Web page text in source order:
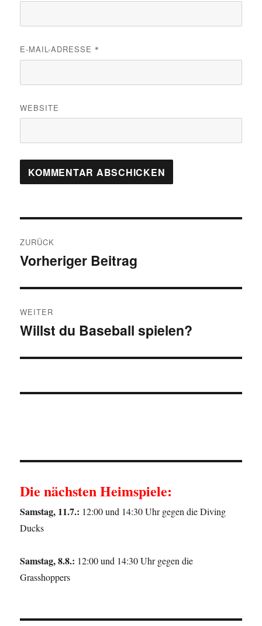
E-MAIL-ADRESSE *
WEBSITE
ZURÜCK
Vorheriger
Vorheriger Beitrag
WEITER
Nächster
Willst du Baseball spielen?
Die nächsten Heimspiele:
Samstag, 11.7.: 12:00 und 14:30 Uhr gegen die Diving
Ducks
Samstag, 8.8.: 12:00 und 14:30 Uhr gegen die
Grasshoppers